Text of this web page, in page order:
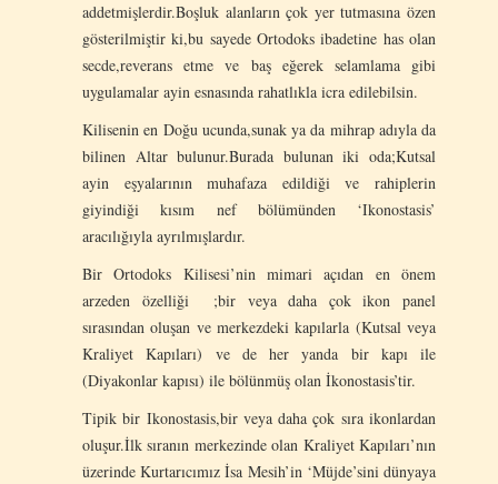
addetmişlerdir.Boşluk alanların çok yer tutmasına özen
gösterilmiştir ki,bu sayede Ortodoks ibadetine has olan
secde,reverans etme ve baş eğerek selamlama gibi
uygulamalar ayin esnasında rahatlıkla icra edilebilsin.
Kilisenin en Doğu ucunda,sunak ya da mihrap adıyla da
bilinen Altar bulunur.Burada bulunan iki oda;Kutsal
ayin eşyalarının muhafaza edildiği ve rahiplerin
giyindiği kısım nef bölümünden ‘Ikonostasis’
aracılığıyla ayrılmışlardır.
Bir Ortodoks Kilisesi’nin mimari açıdan en önem
arzeden özelliği ;bir veya daha çok ikon panel
sırasından oluşan ve merkezdeki kapılarla (Kutsal veya
Kraliyet Kapıları) ve de her yanda bir kapı ile
(Diyakonlar kapısı) ile bölünmüş olan İkonostasis’tir.
Tipik bir Ikonostasis,bir veya daha çok sıra ikonlardan
oluşur.İlk sıranın merkezinde olan Kraliyet Kapıları’nın
üzerinde Kurtarıcımız İsa Mesih’in ‘Müjde’sini dünyaya